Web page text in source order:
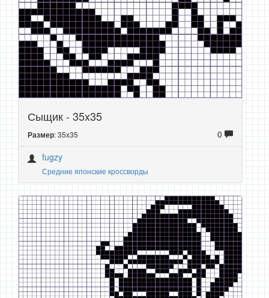
Сыщик - 35x35
Размер: 35x35
0
fugzy
Средние японские кроссворды